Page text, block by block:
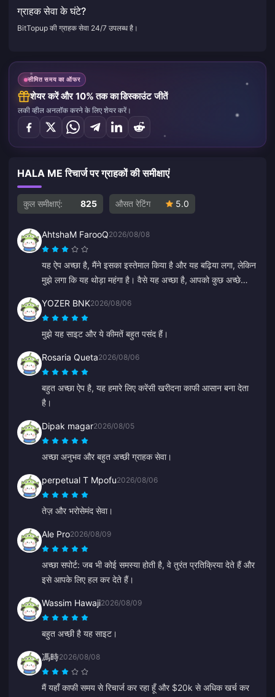
ग्राहक सेवा के घंटे?
BitTopup की ग्राहक सेवा 24/7 उपलब्ध है।
सीमित समय का ऑफर
शेयर करें और 10% तक का डिस्काउंट जीतें
लकी व्हील अनलॉक करने के लिए शेयर करें।
HALA ME रिचार्ज पर ग्राहकों की समीक्षाएं
कुल समीक्षाएं: 825 औसत रेटिंग 5.0
AhtshaM FarooQ2026/08/08
यह ऐप अच्छा है, मैंने इसका इस्तेमाल किया है और यह बढ़िया लगा, लेकिन
मुझे लगा कि यह थोड़ा महंगा है। वैसे यह अच्छा है, आपको कुछ अच्छे
YOZER BNK2026/08/06
मुझे यह साइट और ये कीमतें बहुत पसंद हैं।
Rosaria Queta2026/08/06
बहुत अच्छा ऐप है, यह हमारे लिए करेंसी खरीदना काफी आसान बना देता
है।
Dipak magar2026/08/05
अच्छा अनुभव और बहुत अच्छी ग्राहक सेवा।
perpetual T Mpofu2026/08/06
तेज़ और भरोसेमंद सेवा।
Ale Pro2026/08/09
अच्छा सपोर्ट: जब भी कोई समस्या होती है, वे तुरंत प्रतिक्रिया देते हैं और
इसे आपके लिए हल कर देते हैं।
Wassim Hawaji2026/08/09
बहुत अच्छी है यह साइट।
馮時2026/08/08
मैं यहाँ काफी समय से रिचार्ज कर रहा हूँ और $20k से अधिक खर्च कर